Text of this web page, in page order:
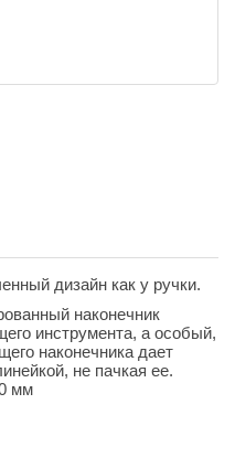
дизайн как у ручки.
наконечник
инструмента, а особый,
наконечника дает
не пачкая ее.
мм